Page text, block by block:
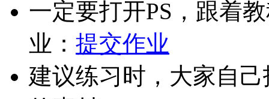
一定要打开PS，跟着
业： 提交作业
建议练习时，大家自